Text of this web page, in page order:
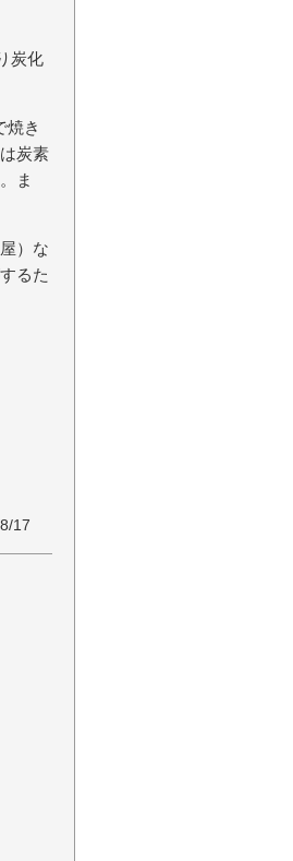
炭化
焼き
炭素
ま
）な
るた
17